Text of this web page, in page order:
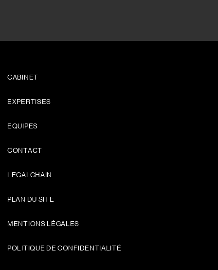
CABINET
EXPERTISES
EQUIPES
CONTACT
LEGALCHAIN
PLAN DU SITE
MENTIONS LÉGALES
POLITIQUE DE CONFIDENTIALITÉ